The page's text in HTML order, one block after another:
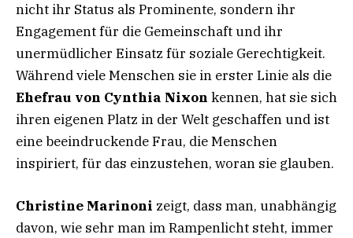
nicht ihr Status als Prominente, sondern ihr
Engagement für die Gemeinschaft und ihr
unermüdlicher Einsatz für soziale Gerechtigkeit.
Während viele Menschen sie in erster Linie als die
Ehefrau von Cynthia Nixon kennen, hat sie sich
ihren eigenen Platz in der Welt geschaffen und ist
eine beeindruckende Frau, die Menschen
inspiriert, für das einzustehen, woran sie glauben.
Christine Marinoni zeigt, dass man, unabhängig
davon, wie sehr man im Rampenlicht steht, immer